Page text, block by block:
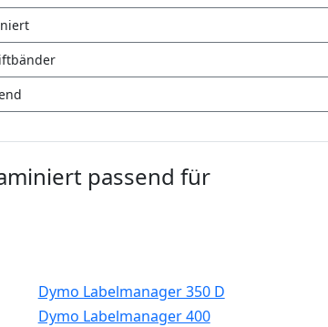
passend für
Dymo Labelmanager 350 D
Dymo Labelmanager 400